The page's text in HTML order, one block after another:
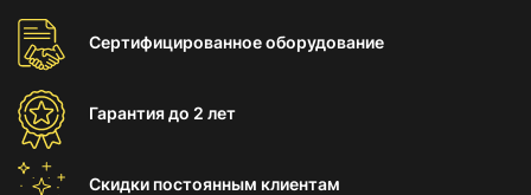
Сертифицированноеоборудование
Гарантиядо 2 лет
Скидки постоянным клиентам